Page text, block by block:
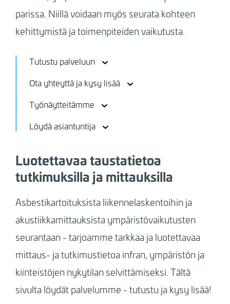
parissa. Niillä voidaan myös seurata kohteen
kehittymistä ja toimenpiteiden vaikutusta.
Tutustu palveluun
Ota yhteyttä ja kysy lisää
Työnäytteitämme
Löydä asiantuntija
Luotettavaa taustatietoa
tutkimuksilla ja mittauksilla
Asbestikartoituksista liikennelaskentoihin ja
akustiikkamittauksista ympäristövaikutusten
seurantaan - tarjoamme tarkkaa ja luotettavaa
mittaus- ja tutkimustietoa infran, ympäristön ja
kiinteistöjen nykytilan selvittämiseksi. Tältä
sivulta löydät palvelumme - tutustu ja kysy lisää!